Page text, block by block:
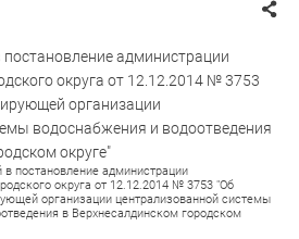
администрации
округа от 12.12.2014 № 3753
организации
водоснабжения и водоотведения
округе"
постановление администрации
округа от 12.12.2014 № 3753 "Об
организации централизованной системы
в Верхнесалдинском городском